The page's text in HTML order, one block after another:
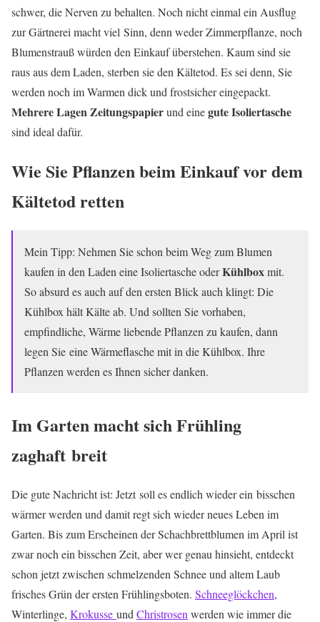
schwer, die Nerven zu behalten. Noch nicht einmal ein Ausflug
zur Gärtnerei macht viel Sinn, denn weder Zimmerpflanze, noch
Blumenstrauß würden den Einkauf überstehen. Kaum sind sie
raus aus dem Laden, sterben sie den Kältetod. Es sei denn, Sie
werden noch im Warmen dick und frostsicher eingepackt.
Mehrere Lagen Zeitungspapierund einegute Isoliertasche
sind ideal dafür.
Wie Sie Pflanzen beim Einkauf vor dem
Kältetod retten
Mein Tipp: Nehmen Sie schon beim Weg zum Blumen
kaufen in den Laden eine Isoliertasche oderKühlboxmit.
So absurd es auch auf den ersten Blick auch klingt: Die
Kühlbox hält Kälte ab. Und sollten Sie vorhaben,
empfindliche, Wärme liebende Pflanzen zu kaufen, dann
legen Sie eine Wärmeflasche mit in die Kühlbox. Ihre
Pflanzen werden es Ihnen sicher danken.
Im Garten macht sich Frühling
zaghaft breit
Die gute Nachricht ist: Jetzt soll es endlich wieder ein bisschen
wärmer werden und damit regt sich wieder neues Leben im
Garten. Bis zum Erscheinen der Schachbrettblumen im April ist
zwar noch ein bisschen Zeit, aber wer genau hinsieht, entdeckt
schon jetzt zwischen schmelzenden Schnee und altem Laub
frisches Grün der ersten Frühlingsboten. Schneeglöckchen,
Winterlinge, Krokusse und Christrosen werden wie immer die